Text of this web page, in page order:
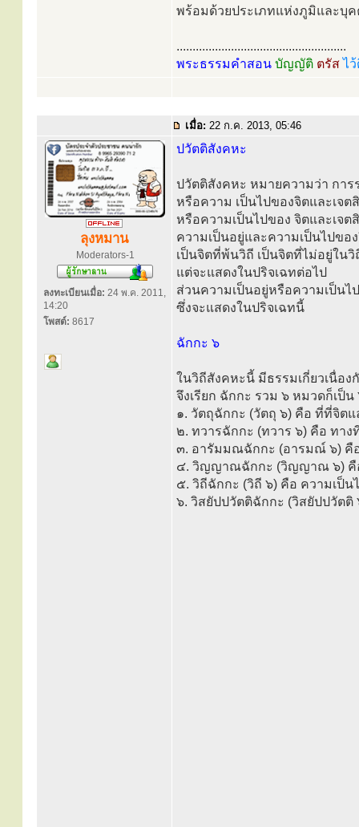
พร้อมด้วยประเภทแห่งภูมิและบุ
.....................................................
พระธรรมคำสอน บัญญัติ ตรัสไ
เมื่อ: 22 ก.ค. 2013, 05:46
ลุงหมาน
Moderators-1
ลงทะเบียนเมื่อ: 24 พ.ค. 2011,
14:20
โพสต์: 8617
ปวัตติสังคหะ
ปวัตติสังคหะ หมายความว่า การ
หรือความ เป็นไปของจิตและเจ
หรือความเป็นไปของ จิตและเจ
ความเป็นอยู่และความเป็นไปข
เป็นจิตที่พ้นวิถี เป็นจิตที่ไม่อยู่ใน
แต่จะแสดงในปริจเฉทต่อไป
ส่วนความเป็นอยู่หรือความเป็นไ
ซึ่งจะแสดงในปริจเฉทนี้
ฉักกะ ๖
ในวิถีสังคหะนี้ มีธรรมเกี่ยวเนื่อ
จึงเรียก ฉักกะ รวม ๖ หมวดก็เป็
๑. วัตถุฉักกะ (วัตถุ ๖) คือ ที่ที่จิตแ
๒. ทวารฉักกะ (ทวาร ๖) คือ ทา
๓. อารัมมณฉักกะ (อารมณ์ ๖) คือ
๔. วิญญาณฉักกะ (วิญญาณ ๖) คือ
๕. วิถีฉักกะ (วิถี ๖) คือ ความเป็น
๖. วิสยัปปวัตติฉักกะ (วิสยัปปวัต